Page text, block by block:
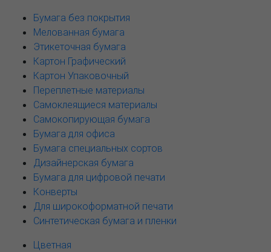
Бумага без покрытия
Мелованная бумага
Этикеточная бумага
Картон Графический
Картон Упаковочный
Переплетные материалы
Самоклеящиеся материалы
Самокопирующая бумага
Бумага для офиса
Бумага специальных сортов
Дизайнерская бумага
Бумага для цифровой печати
Конверты
Для широкоформатной печати
Синтетическая бумага и пленки
Цветная